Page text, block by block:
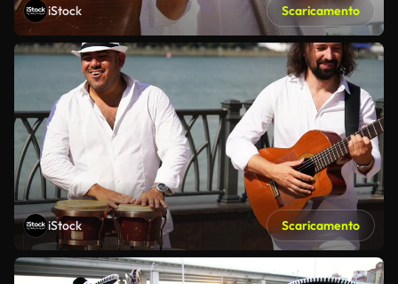
iStock Scaricamento
iStock Scaricamento